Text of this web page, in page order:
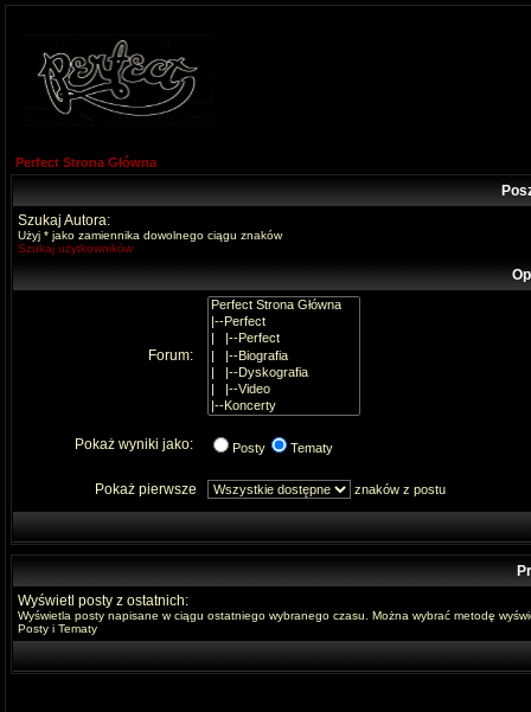
Perfect Strona Główna
Szukaj Autora:
Użyj * jako zamiennika dowolnego ciągu znaków
Szukaj użytkowników
Forum:
Pokaż wyniki jako: Posty Tematy
Pokaż pierwsze znaków z postu
Wyświetl posty z ostatnich:
Wyświetla posty napisane w ciągu ostatniego wybranego czasu. Można wybrać metodę
Posty i Tematy